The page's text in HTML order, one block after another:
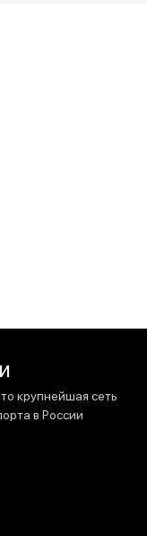
крупнейшая сеть
в России